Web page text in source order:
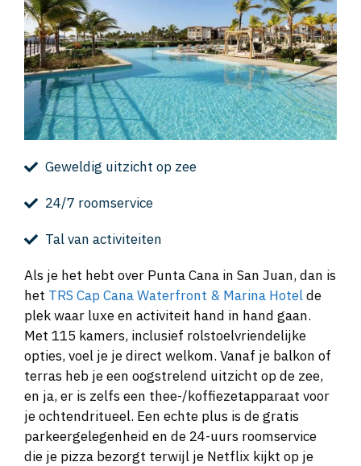
Geweldig uitzicht op zee
24/7 roomservice
Tal van activiteiten
Als je het hebt over Punta Cana in San Juan, dan is
het TRS Cap Cana Waterfront & Marina Hotelde
plek waar luxe en activiteit hand in hand gaan.
Met 115 kamers, inclusief rolstoelvriendelijke
opties, voel je je direct welkom. Vanaf je balkon of
terras heb je een oogstrelend uitzicht op de zee,
en ja, er is zelfs een thee-/koffiezetapparaat voor
je ochtendritueel. Een echte plus is de gratis
parkeergelegenheid en de 24-uurs roomservice
die je pizza bezorgt terwijl je Netflix kijkt op je